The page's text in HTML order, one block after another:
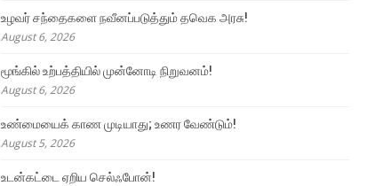
உழவர் சந்தைகளை நவீனப்படுத்தும் தவெக அரசு!
August 6, 2026
மூங்கில் உற்பத்தியில் முன்னோடி நிறுவனம்!
August 6, 2026
உண்மையைக் காண முடியாது; உணர வேண்டும்!
August 5, 2026
உடன்கட்டை ஏறிய செல்ஃபோன்!